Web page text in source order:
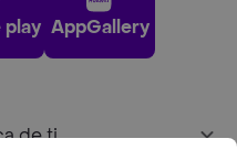
play AppGallery
de ti